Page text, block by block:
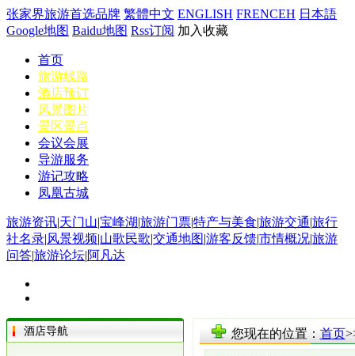
张家界旅游首选品牌 繁體中文 ENGLISH FRENCEH 日本語
Google地图 Baidu地图 Rss订阅 加入收藏
首页
旅游线路
酒店预订
风景图片
景区景点
会议会展
导游服务
游记攻略
凤凰古城
旅游资讯|天门山|宝峰湖|旅游门票|特产与美食|旅游交通|旅行
社名录|风景视频|山歌民歌|交通地图|游客反馈|市情概况|旅游
问答|旅游论坛|阿凡达
酒店导航 您现在的位置： 首页